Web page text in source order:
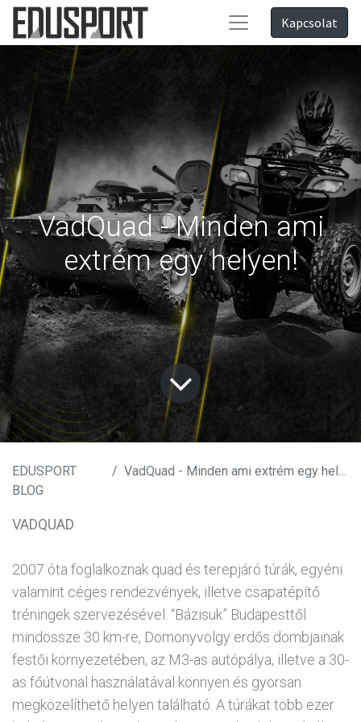
Kapcsolat
VadQuad - Minden ami
extrém egy helyen!
EDUSPORT
BLOG
VadQuad - Minden ami extrém egy helyen!
VADQUAD
2007 óta foglalkoznak quad és terepjáró túrák, egyéni
valamint céges rendezvények, illetve csapatépítő
tréningek szervezésével. “Bázisuk” Budapesttől
mindössze 30 km-re, Domonyvölgy erdős dombjainak
festői környezetében, az M3-as autópálya, illetve a 30-
as főútvonal használatával könnyen és gyorsan
megközelíthető helyen található. A túrákat több ezer